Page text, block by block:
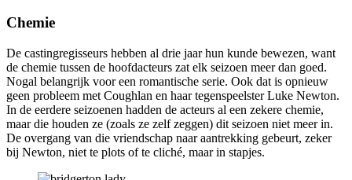
Chemie
De castingregisseurs hebben al drie jaar hun kunde bewezen, want
de chemie tussen de hoofdacteurs zat elk seizoen meer dan goed.
Nogal belangrijk voor een romantische serie. Ook dat is opnieuw
geen probleem met Coughlan en haar tegenspeelster Luke Newton.
In de eerdere seizoenen hadden de acteurs al een zekere chemie,
maar die houden ze (zoals ze zelf zeggen) dit seizoen niet meer in.
De overgang van die vriendschap naar aantrekking gebeurt, zeker
bij Newton, niet te plots of te cliché, maar in stapjes.